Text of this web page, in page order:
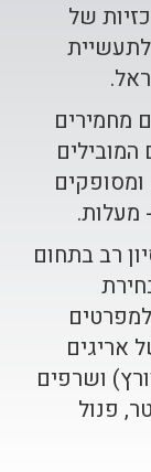
של
לתעשיית
מחמירים
.
רב בתחום
אריגים
ושרפים
פנול